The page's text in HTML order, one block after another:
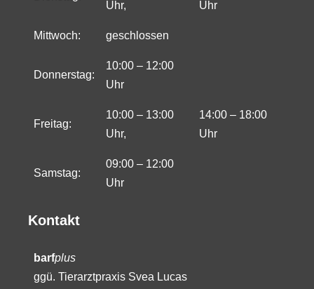
Uhr,
Uhr
Mittwoch: geschlossen
Donnerstag:
10:00 – 12:00
Uhr
Freitag:
10:00 – 13:00
Uhr,
14:00 – 18:00
Uhr
Samstag:
09:00 – 12:00
Uhr
Kontakt
barfplus
ggü. Tierarztpraxis Svea Lucas